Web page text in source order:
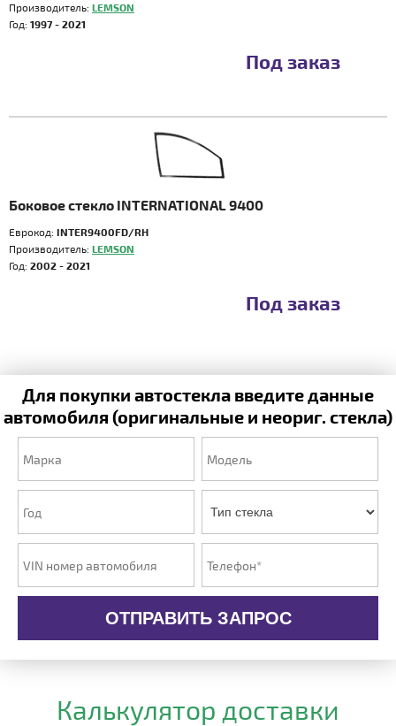
Производитель: LEMSON
Год: 1997 - 2021
Под заказ
Боковое стекло INTERNATIONAL 9400
Еврокод: INTER9400FD/RH
Производитель: LEMSON
Год: 2002 - 2021
Под заказ
Для покупки автостекла введите данные
автомобиля (оригинальные и неориг. стекла)
ОТПРАВИТЬ ЗАПРОС
Калькулятор доставки